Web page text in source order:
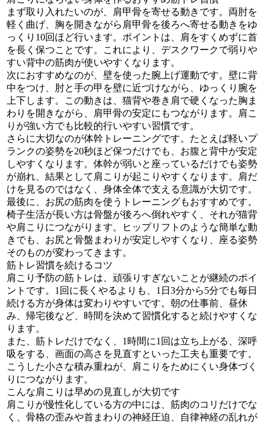
まず取り入れたいのが、肩甲骨を寄せる動きです。両肘を
軽く曲げ、胸を開きながら肩甲骨を後ろへ寄せる動きをゆ
っくり10回ほど行います。ポイントは、肩をすくめずに首
を長く保つことです。これにより、デスクワークで弱りや
すい背中の筋肉が使いやすくなります。
次におすすめなのが、壁を使った腕上げ運動です。壁に背
中をつけ、肘と手の甲を壁に近づけながら、ゆっくり腕を
上下します。この動きは、猫背や巻き肩で硬くなった胸ま
わりを開きながら、肩甲骨の安定にもつながります。肩こ
りが強い方でも比較的行いやすい習慣です。
さらに大切なのが体幹トレーニングです。たとえば軽いプ
ランクの姿勢を20秒ほど保つだけでも、お腹と背中が安定
しやすくなります。体幹が弱いと座っているだけでも姿勢
が崩れ、結果として肩こりが起こりやすくなります。肩だ
けを見るのではなく、身体全体で支える意識が大切です。
最後に、お尻の筋肉を使うトレーニングもおすすめです。
椅子生活が長い方は骨盤が後ろへ倒れやすく、それが猫背
や肩こりにつながります。ヒップリフトのような簡単な動
きでも、お尻と骨盤まわりが安定しやすくなり、座る姿勢
そのものが変わってきます。
筋トレ習慣を続けるコツ
肩こり予防の筋トレは、頑張りすぎないことが継続のポイ
ントです。1回に長くやるよりも、1日3分から5分でも毎日
続ける方が身体は変わりやすいです。朝の仕事前、昼休
み、帰宅後など、時間を決めて習慣化すると続けやすくな
ります。
また、筋トレだけでなく、1時間に1回は立ち上がる、深呼
吸をする、画面の高さを見直すといった工夫も重要です。
こうした小さな積み重ねが、肩こりをためにくい身体づく
りにつながります。
こんな肩こりは早めの見直しが大切です
肩こりが慢性化している方の中には、筋肉のコリだけでな
く、骨格の歪みや首まわりの神経圧迫、自律神経の乱れが